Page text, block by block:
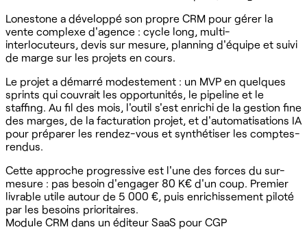
Lonestone a développé son propre CRM pour gérer la
vente complexe d'agence : cycle long, multi-
interlocuteurs, devis sur mesure, planning d'équipe et suivi
de marge sur les projets en cours.
Le projet a démarré modestement : un MVP en quelques
sprints qui couvrait les opportunités, le pipeline et le
staffing. Au fil des mois, l'outil s'est enrichi de la gestion fine
des marges, de la facturation projet, et d'automatisations IA
pour préparer les rendez-vous et synthétiser les comptes-
rendus.
Cette approche progressive est l'une des forces du sur-
mesure : pas besoin d'engager 80 K€ d'un coup. Premier
livrable utile autour de 5 000 €, puis enrichissement piloté
par les besoins prioritaires.
Module CRM dans un éditeur SaaS pour CGP